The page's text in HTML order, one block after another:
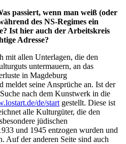
passiert, wenn man weiß (oder
des NS-Regimes ein
Ist hier auch der Arbeitskreis
Adresse?
mit allen Unterlagen, die den
untermauern, an das
in Magdeburg
meldet seine Ansprüche an. Ist der
nach dem Kunstwerk in die
de/start gestellt. Diese ist
alle Kulturgüter, die den
jüdischen
und 1945 entzogen wurden und
Auf der anderen Seite sind auch